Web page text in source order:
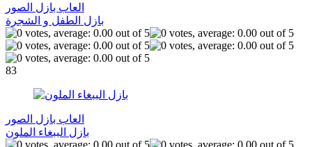
العاب بازل الصور
بازل الطفل و الشجرة
83
العاب بازل الصور
بازل الببغاء الملون